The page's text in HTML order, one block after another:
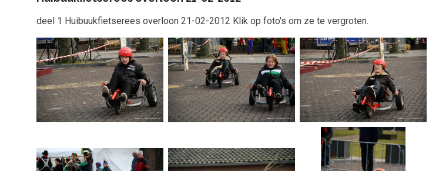
deel 1 Huibuukfietserees overloon 21-02-2012 Klik op foto's om ze te vergroten.